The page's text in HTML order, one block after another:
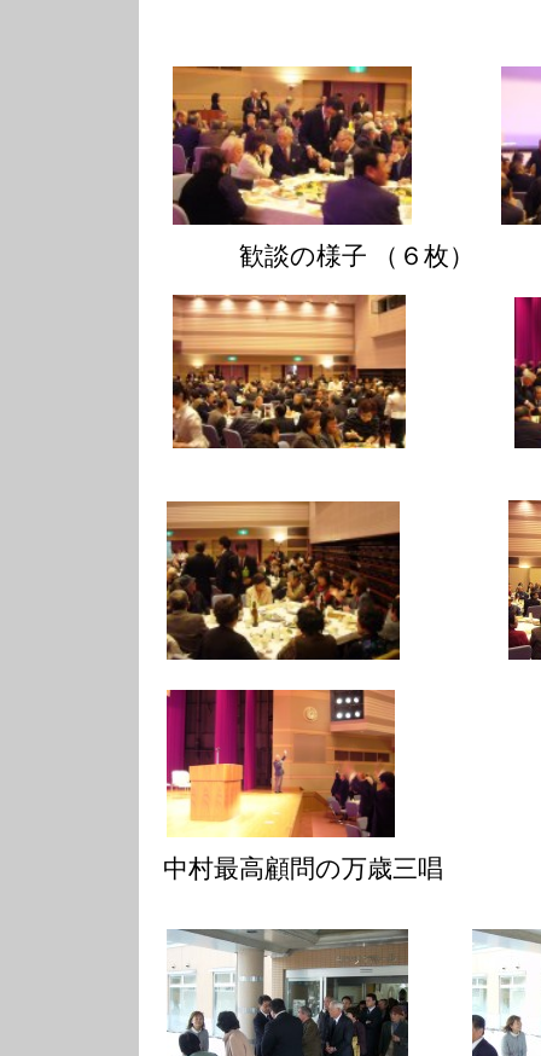
歓談の様子 （６枚）
中村最高顧問の万歳三唱